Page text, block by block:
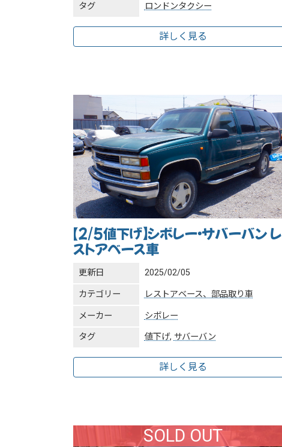
タグ ロンドンタクシー
詳しく見る
【2/5値下げ】シボレー・サバーバン レ
ストアベース車
更新日 2025/02/05
カテゴリー レストアベース、部品取り車
メーカー シボレー
タグ 値下げ, サバーバン
詳しく見る
SOLD OUT